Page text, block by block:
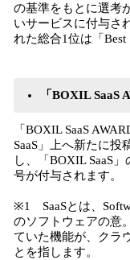
の基準をもとに選考
いサービスに付与さ
れた総合1位は「Best
「BOXIL SaaS
「BOXIL SaaS
SaaS」上へ新たに投
し、「BOXIL SaaS
号が付与されます。
※1 SaaSとは、
のソフトウェアの意
ていた機能が、クラ
とを指します。